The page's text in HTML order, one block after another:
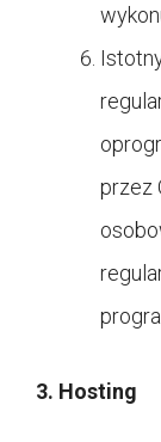
przez
3. Hosting